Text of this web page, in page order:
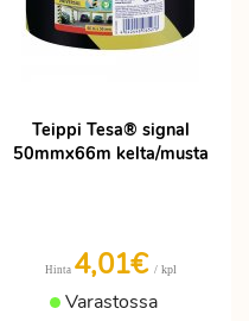
Teippi Tesa® signal
50mmx66m kelta/musta
Hinta 4,01€ / kpl
Varastossa